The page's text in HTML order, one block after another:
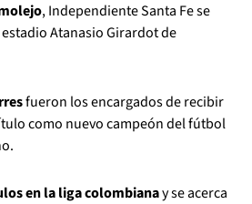
, Independiente Santa Fe se
Atanasio Girardot de
fueron los encargados de recibir
como nuevo campeón del fútbol
en la liga colombianay se acerca